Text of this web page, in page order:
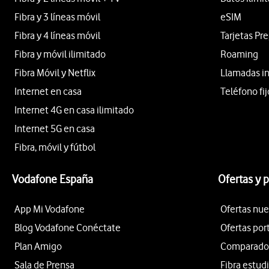
Fibra y 3 líneas móvil
Fibra y 4 líneas móvil
Fibra y móvil ilimitado
Fibra Móvil y Netflix
Internet en casa
Internet 4G en casa ilimitado
Internet 5G en casa
Fibra, móvil y fútbol
eSIM
Tarjetas
Roaming
Llamadas
Teléfono
Vodafone España
App Mi Vodafone
Blog Vodafone Conéctate
Plan Amigo
Sala de Prensa
Ofertas y
Ofertas
Ofertas
Fibra